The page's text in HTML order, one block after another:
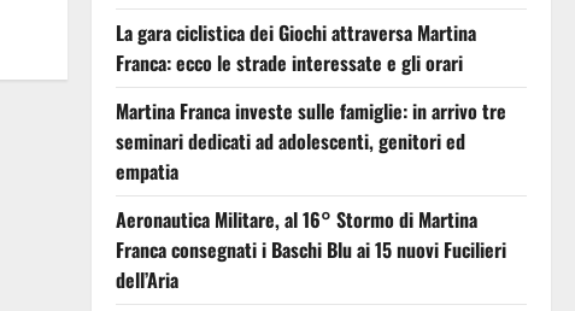
La gara ciclistica dei Giochi attraversa Martina
Franca: ecco le strade interessate e gli orari
Martina Franca investe sulle famiglie: in arrivo tre
seminari dedicati ad adolescenti, genitori ed
empatia
Aeronautica Militare, al 16° Stormo di Martina
Franca consegnati i Baschi Blu ai 15 nuovi Fucilieri
dell’Aria